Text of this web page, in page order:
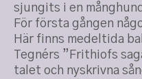
sjungits i en
För första gången
Här finns medeltida
Tegnérs ”Frithiofs
talet och nyskrivna